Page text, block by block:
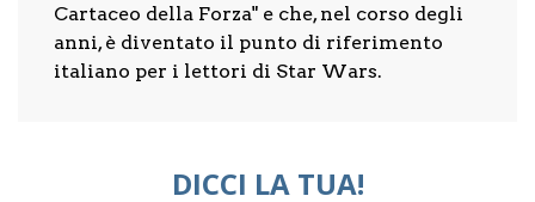
Cartaceo della Forza" e che, nel corso degli
anni, è diventato il punto di riferimento
italiano per i lettori di Star Wars.
DICCI LA TUA!